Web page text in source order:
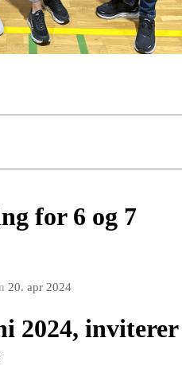
for 6 og 7
20. apr 2024
2024, inviterer
og